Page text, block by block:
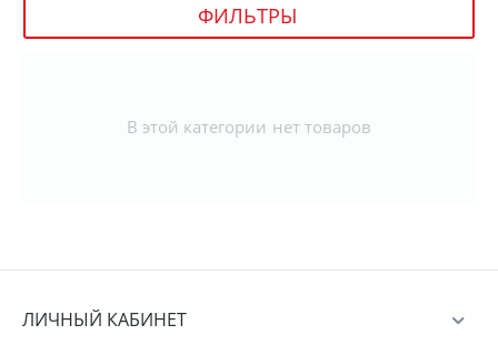
ФИЛЬТРЫ
В этой категории нет товаров
ЛИЧНЫЙ КАБИНЕТ